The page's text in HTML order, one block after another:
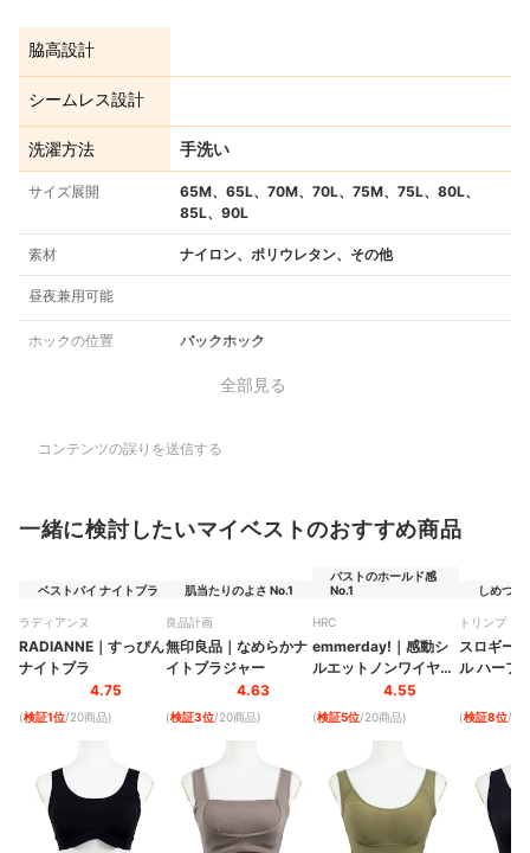
脇高設計
シームレス設計
洗濯方法 手洗い
サイズ展開
65M、65L、70M、70L、75M、75L、80L、
85L、90L
素材 ナイロン、ポリウレタン、その他
昼夜兼用可能
ホックの位置 バックホック
全部見る
コンテンツの誤りを送信する
一緒に検討したいマイベストのおすすめ商品
ベストバイ ナイトブラ
ラディアンヌ
RADIANNE ｜ すっぴん
ナイトブラ
4.75
(検証1位/20商品)
肌当たりのよさ No.1
良品計画
無印良品 ｜ なめらかナ
イトブラジャー
4.63
(検証3位/20商品)
バストのホールド感
No.1
HRC
emmerday! ｜ 感動シ
ルエットノンワイヤー
4.55
(検証5位/20商品)
しめつけ
トリンプ・
ナル・ジャ
スロギー
ル ハーフ
(検証8位/20